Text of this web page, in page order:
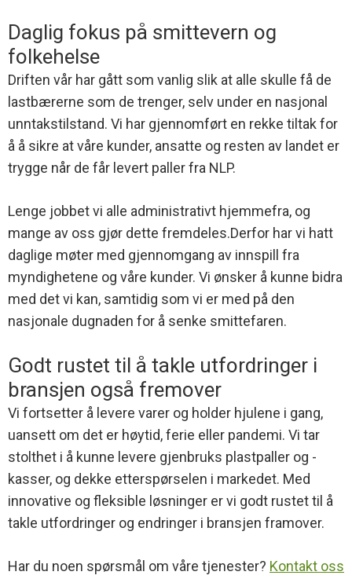
Daglig fokus på smittevern og
folkehelse
Driften vår har gått som vanlig slik at alle skulle få de
lastbærerne som de trenger, selv under en nasjonal
unntakstilstand. Vi har gjennomført en rekke tiltak for
å å sikre at våre kunder, ansatte og resten av landet er
trygge når de får levert paller fra NLP.
Lenge jobbet vi alle administrativt hjemmefra, og
mange av oss gjør dette fremdeles.Derfor har vi hatt
daglige møter med gjennomgang av innspill fra
myndighetene og våre kunder. Vi ønsker å kunne bidra
med det vi kan, samtidig som vi er med på den
nasjonale dugnaden for å senke smittefaren.
Godt rustet til å takle utfordringer i
bransjen også fremover
Vi fortsetter å levere varer og holder hjulene i gang,
uansett om det er høytid, ferie eller pandemi. Vi tar
stolthet i å kunne levere gjenbruks plastpaller og -
kasser, og dekke etterspørselen i markedet. Med
innovative og fleksible løsninger er vi godt rustet til å
takle utfordringer og endringer i bransjen framover.
Har du noen spørsmål om våre tjenester? Kontakt oss